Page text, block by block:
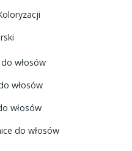
włosów
włosów
włosów
do włosów